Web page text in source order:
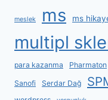
meslek ms ms
multipl
para kazanma Pharmaton
Sanofi Serdar Dağ